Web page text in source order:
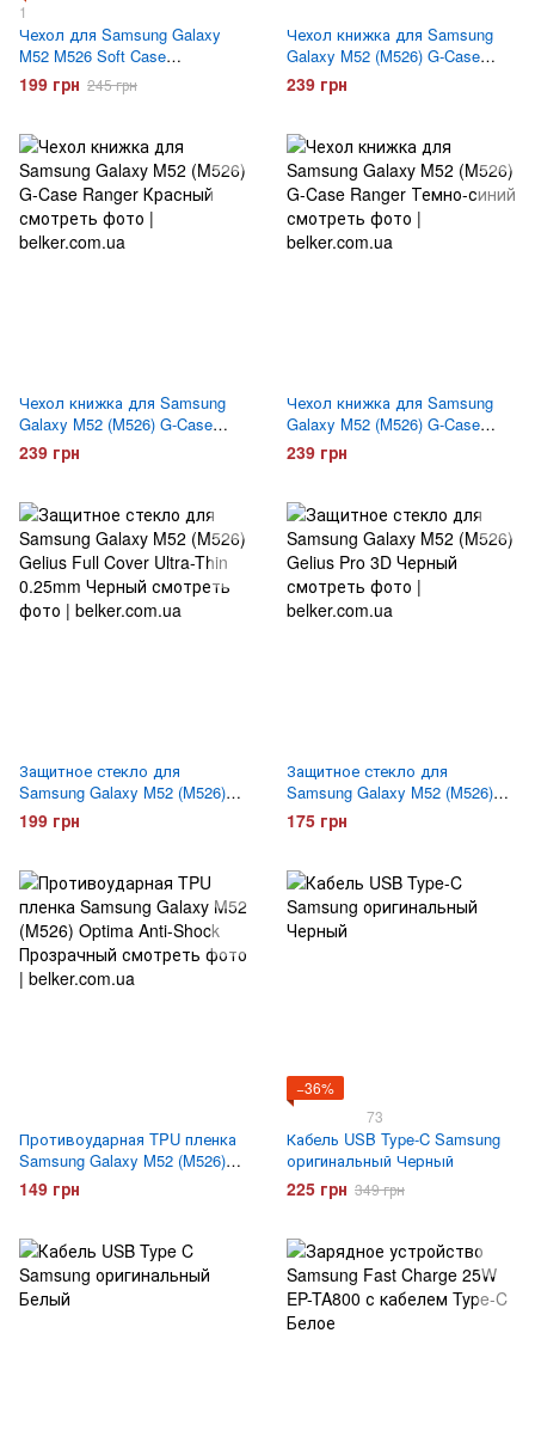
1
Чехол для Samsung Galaxy
M52 M526 Soft Case
Сиреневый
199 грн 245 грн
Чехол книжка для Samsung
Galaxy M52 (M526) G-Case
Ranger Черный
239 грн
Чехол книжка для Samsung
Galaxy M52 (M526) G-Case
Ranger Красный
239 грн
Чехол книжка для Samsung
Galaxy M52 (M526) G-Case
Ranger Синий
239 грн
Защитное стекло для
Samsung Galaxy M52 (M526)
Gelius Full Cover Ultra-Thin
0.25mm Черное
199 грн
Защитное стекло для
Samsung Galaxy M52 (M526)
Gelius Pro 3D Черное
175 грн
Противоударная TPU пленка
Samsung Galaxy M52 (M526)
Optima Anti-Shock
149 грн
−36%
73
Кабель USB Type-C Samsung
оригинальный Черный
225 грн 349 грн